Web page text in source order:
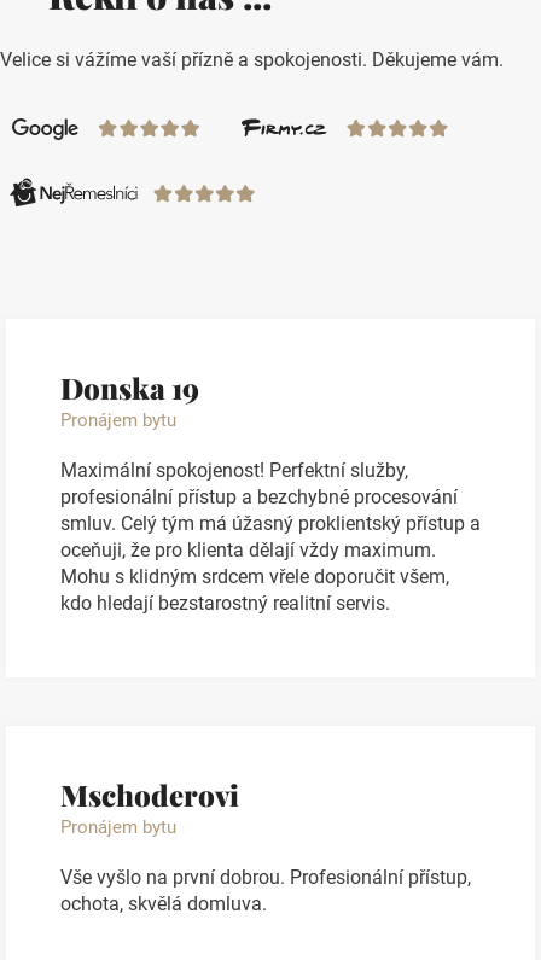
Velice si vážíme vaší přízně a spokojenosti. Děkujeme vám.
Donska 19
Pronájem bytu
Maximální spokojenost! Perfektní služby,
profesionální přístup a bezchybné procesování
smluv. Celý tým má úžasný proklientský přístup a
oceňuji, že pro klienta dělají vždy maximum.
Mohu s klidným srdcem vřele doporučit všem,
kdo hledají bezstarostný realitní servis.
Mschoderovi
Pronájem bytu
Vše vyšlo na první dobrou. Profesionální přístup,
ochota, skvělá domluva.